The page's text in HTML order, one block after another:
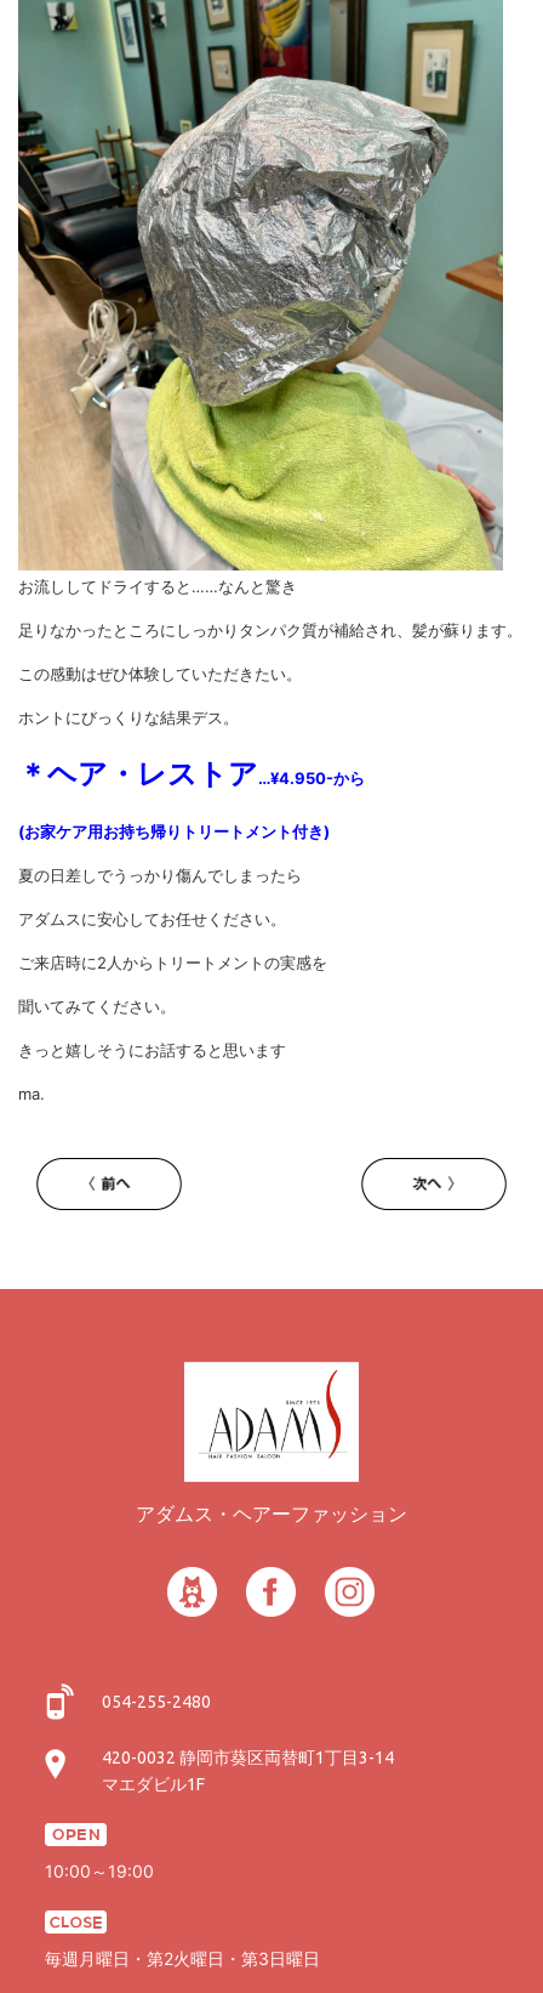
お流ししてドライすると……なんと驚き
足りなかったところにしっかりタンパク質が補給され、髪が蘇ります。
この感動はぜひ体験していただきたい。
ホントにびっくりな結果デス。
＊ヘア・レストア…¥4.950-から
(お家ケア用お持ち帰りトリートメント付き)
夏の日差しでうっかり傷んでしまったら
アダムスに安心してお任せください。
ご来店時に2人からトリートメントの実感を
聞いてみてください。
きっと嬉しそうにお話すると思います
ma.
アダムス・ヘアーファッション
054-255-2480
420-0032 静岡市葵区両替町1丁目3-14
マエダビル1F
10:00～19:00
毎週月曜日・第2火曜日・第3日曜日